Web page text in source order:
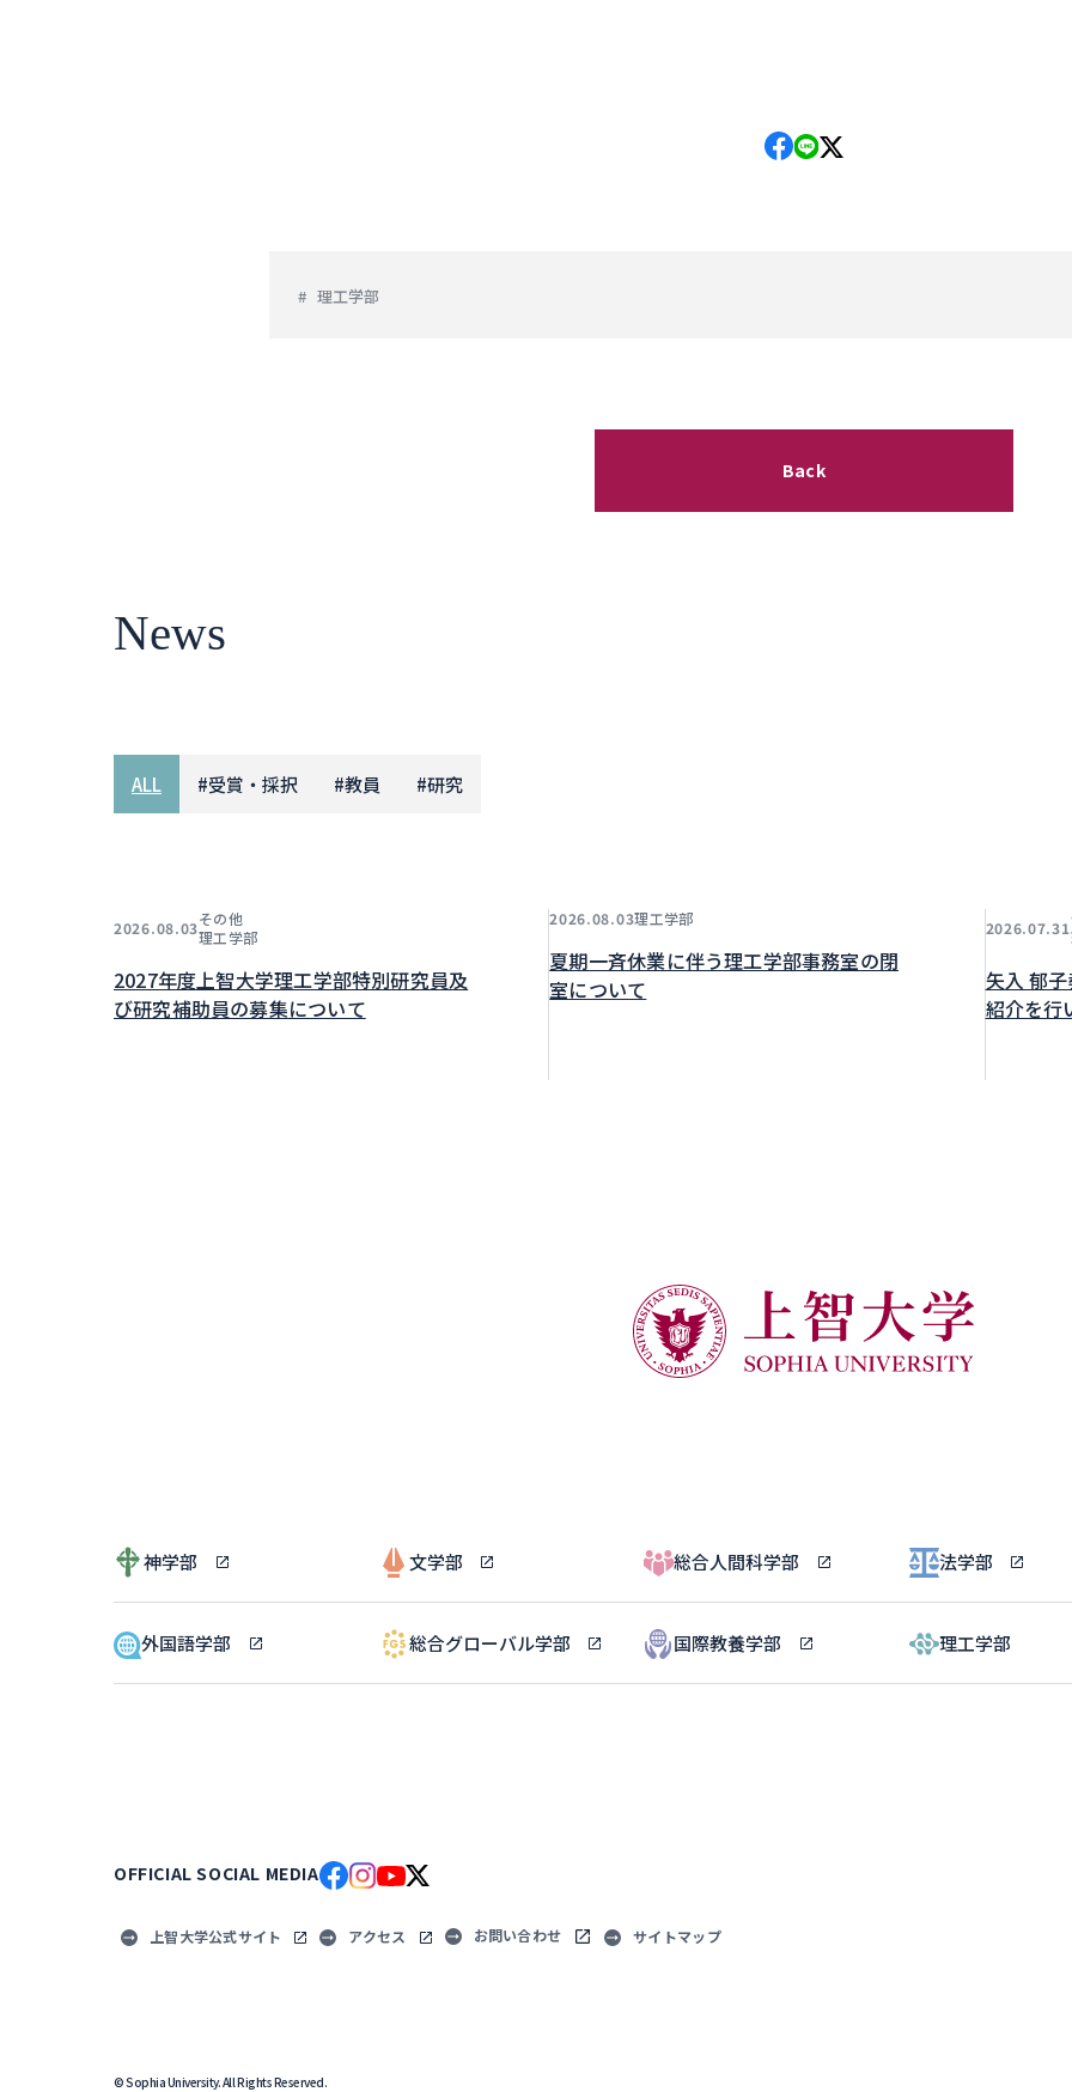
理工学部
Back
News
ALL #受賞・採択 #教員 #研究
2026.08.03その他
理工学部
2027年度上智大学理工学部特別研究員及
び研究補助員の募集について
2026.08.03理工学部
夏期一斉休業に伴う理工学部事務室の閉
室について
2026.07.31
矢入 郁
紹介を行
神学部 文学部 総合人間科学部 法学部
外国語学部 総合グローバル学部 国際教養学部 理工学部
OFFICIAL SOCIAL MEDIA
上智大学公式サイト アクセス お問い合わせ サイトマップ
© Sophia University. All Rights Reserved.